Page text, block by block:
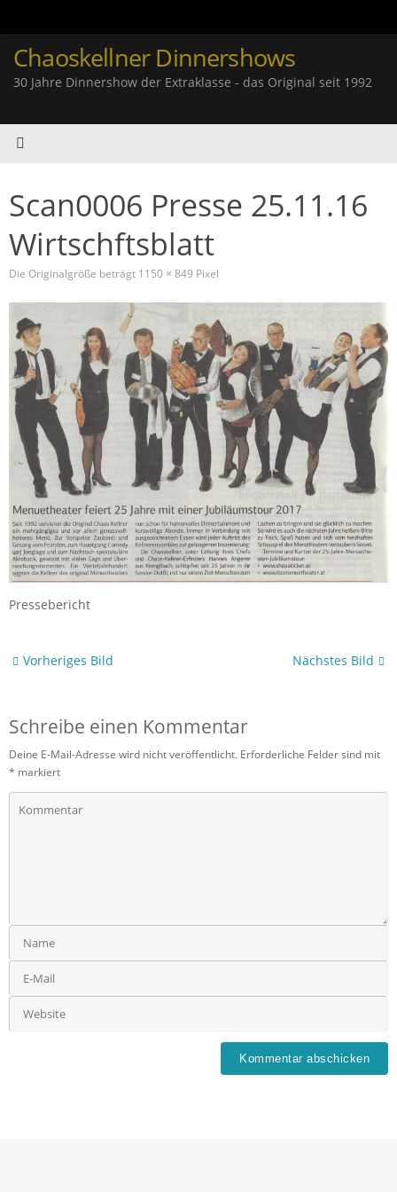
springen
Chaoskellner Dinnershows
30 Jahre Dinnershow der Extraklasse - das Original seit 1992
Scan0006 Presse 25.11.16
Wirtschftsblatt
Die Originalgröße beträgt 1150 × 849 Pixel
Pressebericht
Vorheriges Bild Nächstes Bild
Schreibe einen Kommentar
Deine E-Mail-Adresse wird nicht veröffentlicht. Erforderliche Felder sind mit
* markiert